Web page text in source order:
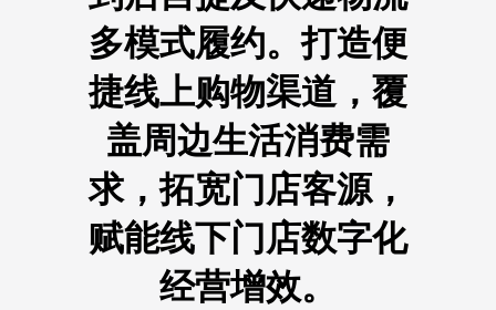
多模式履约。打造便
捷线上购物渠道，覆
盖周边生活消费需
求，拓宽门店客源，
赋能线下门店数字化
经营增效。